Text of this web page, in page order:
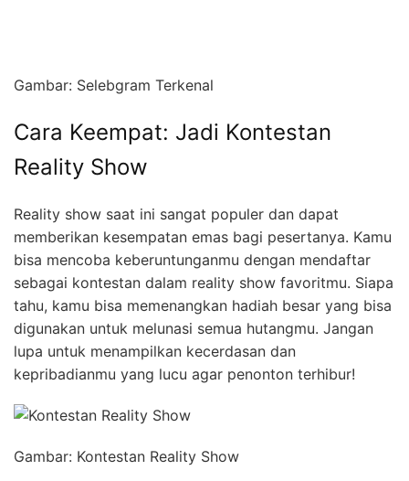
Gambar: Selebgram Terkenal
Cara Keempat: Jadi Kontestan
Reality Show
Reality show saat ini sangat populer dan dapat
memberikan kesempatan emas bagi pesertanya. Kamu
bisa mencoba keberuntunganmu dengan mendaftar
sebagai kontestan dalam reality show favoritmu. Siapa
tahu, kamu bisa memenangkan hadiah besar yang bisa
digunakan untuk melunasi semua hutangmu. Jangan
lupa untuk menampilkan kecerdasan dan
kepribadianmu yang lucu agar penonton terhibur!
Gambar: Kontestan Reality Show